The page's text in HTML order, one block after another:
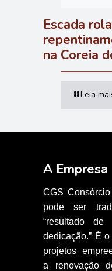
Escada
na Coreia
Leia
A Empresa
CGS
pode ser
“resultado
dedicação.” É
projetos
a renovação